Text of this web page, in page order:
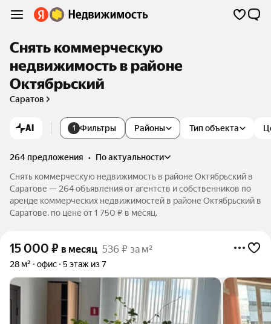
Снять коммерческую
недвижимость в районе
Октябрьский
Саратов
AI 1 Фильтры Тип объекта
Районы
264 предложения •
по актуальности
Снять коммерческую недвижимость в районе Октябрьский в
Саратове — 264 объявления от агентств и собственников по
аренде коммерческих недвижимостей в районе Октябрьский в
Саратове. по цене от 1 750 ₽ в месяц.
15 000 ₽ в месяц 536 ₽ за м²
28 м² офис 5 этаж из 7